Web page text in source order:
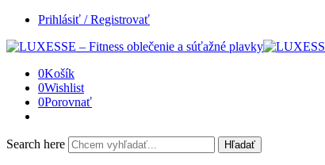
Prihlásiť / Registrovať
0Košík
0Wishlist
0Porovnať
Search here Hľadať